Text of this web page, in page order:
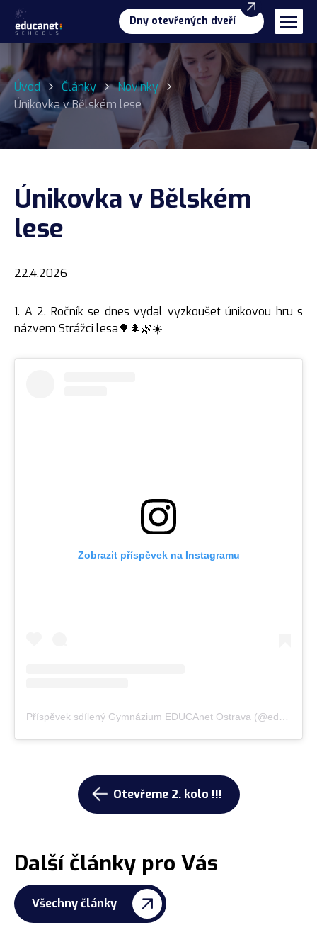
Naše programy
Gymnázium
Business & management
O škole
Proč EDUCAnet?
Úspěchy
Tým školy
Školní jídelna
Pro uchazeče
Přijímací řízení a přestupy
Školné
Dny otevřených dveří
Kontakt
Dny otevřených dveří
Úvod Články
Novinky
Únikovka v Bělském lese
Únikovka v Bělském
lese
22.4.2026
1. A 2. Ročník se dnes vydal vyzkoušet únikovou hru s
názvem Strážci lesa🌳🌲🌿☀️
Zobrazit příspěvek na Instagramu
Otevřeme 2. kolo !!!
Další články pro Vás
Všechny články